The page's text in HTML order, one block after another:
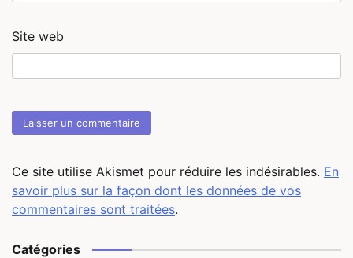
Site web
Ce site utilise Akismet pour réduire les indésirables. En
savoir plus sur la façon dont les données de vos
commentaires sont traitées.
Catégories